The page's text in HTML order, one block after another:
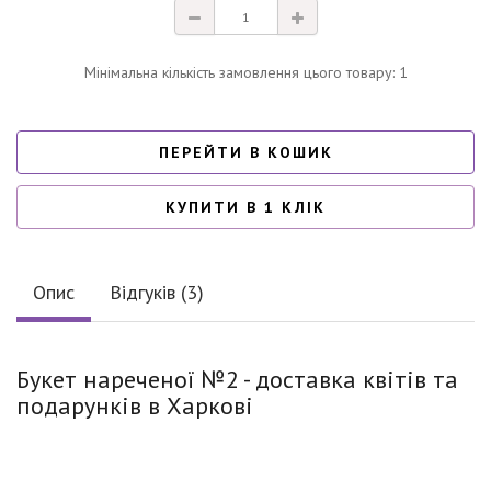
Мінімальна кількість замовлення цього товару: 1
ПЕРЕЙТИ В КОШИК
КУПИТИ В 1 КЛІК
Опис Відгуків (3)
Букет нареченої №2 - доставка квітів та
подарунків в Харкові